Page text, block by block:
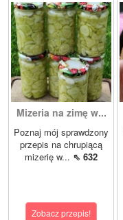
Mizeria na zimę w...
Poznaj mój sprawdzony
przepis na chrupiącą
mizerię w... ⇖ 632
Zobacz przepis!